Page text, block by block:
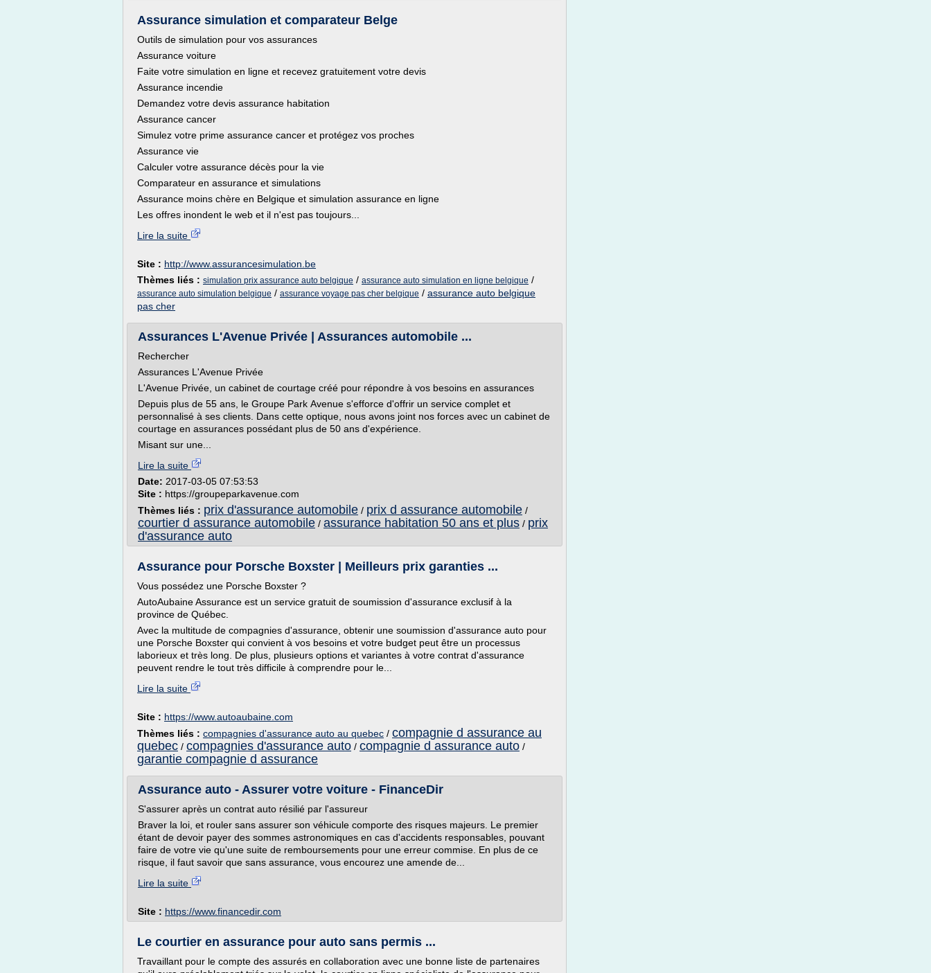
Assurance simulation et comparateur Belge
Outils de simulation pour vos assurances
Assurance voiture
Faite votre simulation en ligne et recevez gratuitement votre devis
Assurance incendie
Demandez votre devis assurance habitation
Assurance cancer
Simulez votre prime assurance cancer et protégez vos proches
Assurance vie
Calculer votre assurance décès pour la vie
Comparateur en assurance et simulations
Assurance moins chère en Belgique et simulation assurance en ligne
Les offres inondent le web et il n'est pas toujours...
Lire la suite
Site : http://www.assurancesimulation.be
Thèmes liés : simulation prix assurance auto belgique / assurance auto simulation en ligne belgique /
assurance auto simulation belgique / assurance voyage pas cher belgique / assurance auto belgique
pas cher
Assurances L'Avenue Privée | Assurances automobile ...
Rechercher
Assurances L'Avenue Privée
L'Avenue Privée, un cabinet de courtage créé pour répondre à vos besoins en assurances
Depuis plus de 55 ans, le Groupe Park Avenue s'efforce d'offrir un service complet et
personnalisé à ses clients. Dans cette optique, nous avons joint nos forces avec un cabinet de
courtage en assurances possédant plus de 50 ans d'expérience.
Misant sur une...
Lire la suite
Date: 2017-03-05 07:53:53
Site : https://groupeparkavenue.com
Thèmes liés : prix d'assurance automobile / prix d assurance automobile /
courtier d assurance automobile / assurance habitation 50 ans et plus / prix
d'assurance auto
Assurance pour Porsche Boxster | Meilleurs prix garanties ...
Vous possédez une Porsche Boxster ?
AutoAubaine Assurance est un service gratuit de soumission d'assurance exclusif à la
province de Québec.
Avec la multitude de compagnies d'assurance, obtenir une soumission d'assurance auto pour
une Porsche Boxster qui convient à vos besoins et votre budget peut être un processus
laborieux et très long. De plus, plusieurs options et variantes à votre contrat d'assurance
peuvent rendre le tout très difficile à comprendre pour le...
Lire la suite
Site : https://www.autoaubaine.com
Thèmes liés : compagnies d'assurance auto au quebec / compagnie d assurance au
quebec / compagnies d'assurance auto / compagnie d assurance auto /
garantie compagnie d assurance
Assurance auto - Assurer votre voiture - FinanceDir
S'assurer après un contrat auto résilié par l'assureur
Braver la loi, et rouler sans assurer son véhicule comporte des risques majeurs. Le premier
étant de devoir payer des sommes astronomiques en cas d'accidents responsables, pouvant
faire de votre vie qu'une suite de remboursements pour une erreur commise. En plus de ce
risque, il faut savoir que sans assurance, vous encourez une amende de...
Lire la suite
Site : https://www.financedir.com
Le courtier en assurance pour auto sans permis ...
Travaillant pour le compte des assurés en collaboration avec une bonne liste de partenaires